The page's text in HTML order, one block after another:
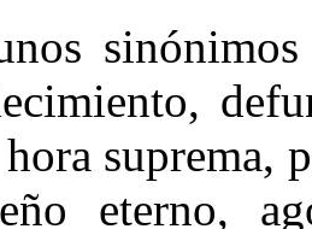
suprema,
eterno,